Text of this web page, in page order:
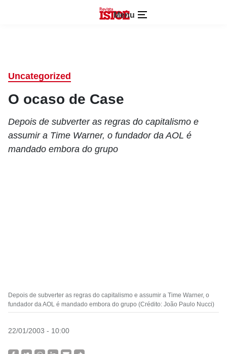
Menu
Uncategorized
O ocaso de Case
Depois de subverter as regras do capitalismo e
assumir a Time Warner, o fundador da AOL é
mandado embora do grupo
Depois de subverter as regras do capitalismo e assumir a Time Warner, o
fundador da AOL é mandado embora do grupo (Crédito: João Paulo Nucci)
22/01/2003 - 10:00